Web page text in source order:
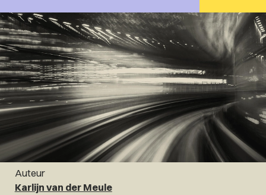
Auteur
Karlijn van der Meule